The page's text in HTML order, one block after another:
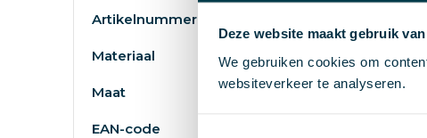
Deze website maakt gebruik
We gebruiken cookies om
websiteverkeer te analyseren.
Artikelnummer
Materiaal
Maat
EAN-code